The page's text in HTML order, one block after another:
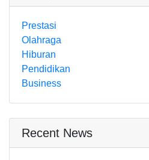
Prestasi
Olahraga
Hiburan
Pendidikan
Business
Recent News